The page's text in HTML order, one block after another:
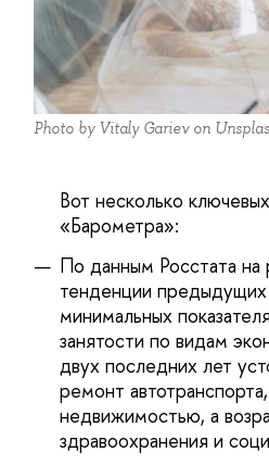
Photo by Vitaly Gariev on
Вот несколько
«Барометра»:
По данным Росстата на
тенденции предыдущих
минимальных
занятости по видам
двух последних лет
ремонт
недвижимостью, а
здравоохранения и